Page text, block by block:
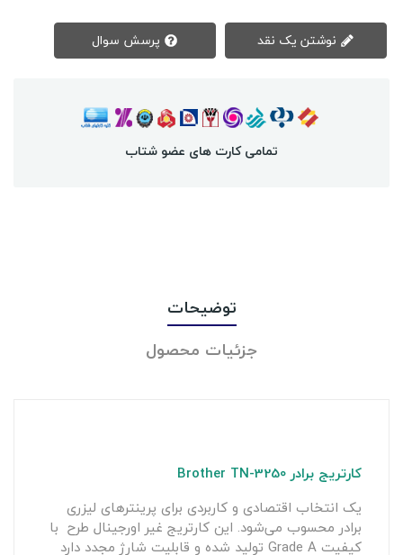
تمامی کارت های عضو شتاب
توضیحات
جزئیات محصول
کارتریج برادر Brother TN-3250
یک انتخاب اقتصادی و کاربردی برای پرینترهای لیزری
برادر محسوب می‌شود. این کارتریج غیر اورجینال طرح با
کیفیت Grade A تولید شده و قابلیت شارژ مجدد دارد